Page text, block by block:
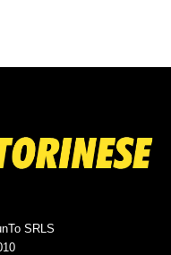
SRLS